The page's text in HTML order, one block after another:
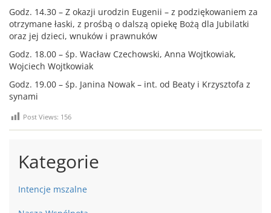
Godz. 14.30 – Z okazji urodzin Eugenii – z podziękowaniem za
otrzymane łaski, z prośbą o dalszą opiekę Bożą dla Jubilatki
oraz jej dzieci, wnuków i prawnuków
Godz. 18.00 – śp. Wacław Czechowski, Anna Wojtkowiak,
Wojciech Wojtkowiak
Godz. 19.00 – śp. Janina Nowak – int. od Beaty i Krzysztofa z
synami
Post Views: 156
Kategorie
Intencje mszalne